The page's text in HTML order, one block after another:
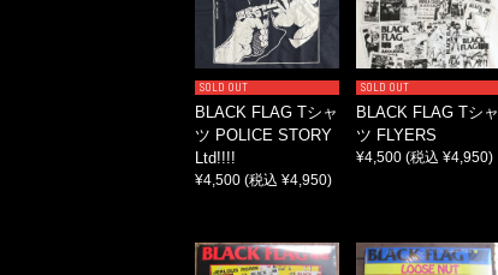
SOLD OUT
BLACK FLAG Tシャ
ツ POLICE STORY
Ltd!!!!
¥4,500 (税込 ¥4,950)
SOLD OUT
BLACK FLAG Tシャ
ツ FLYERS
¥4,500 (税込 ¥4,950)